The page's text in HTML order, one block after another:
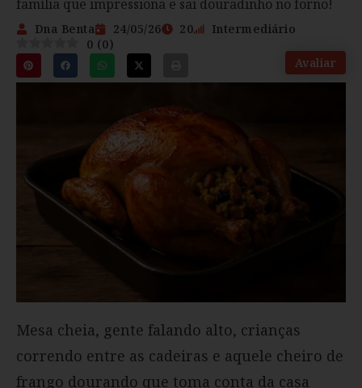
família que impressiona e sai douradinho no forno!
Dna Benta 24/05/26 20
Intermediário
0 (0)
Avaliar
Mesa cheia, gente falando alto, crianças
correndo entre as cadeiras e aquele cheiro de
frango dourando que toma conta da casa